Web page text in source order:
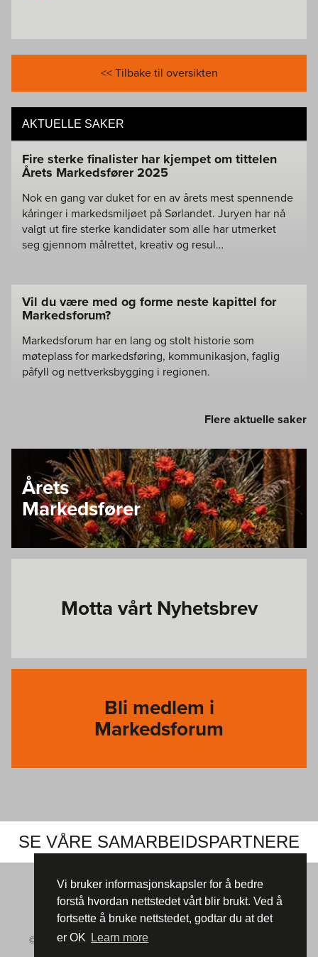
Vi bruker informasjonskapsler for å bedre
forstå hvordan nettstedet vårt blir brukt. Ved å
fortsette å bruke nettstedet, godtar du at det
er OK
Learn more
<< Tilbake til oversikten
AKTUELLE SAKER
Fire sterke finalister har kjempet om tittelen
Årets Markedsfører 2025
Nok en gang var duket for en av årets mest spennende
kåringer i markedsmiljøet på Sørlandet. Juryen har nå
valgt ut fire sterke kandidater som alle har utmerket
seg gjennom målrettet, kreativ og resul…
Vil du være med og forme neste kapittel for
Markedsforum?
Markedsforum har en lang og stolt historie som
møteplass for markedsføring, kommunikasjon, faglig
påfyll og nettverksbygging i regionen.
Flere aktuelle saker
Årets
Markedsfører
Motta vårt Nyhetsbrev
Bli medlem i
Markedsforum
SE VÅRE SAMARBEIDSPARTNERE
© Markedsforum 2026 |Informasjonskapsler (cookies)